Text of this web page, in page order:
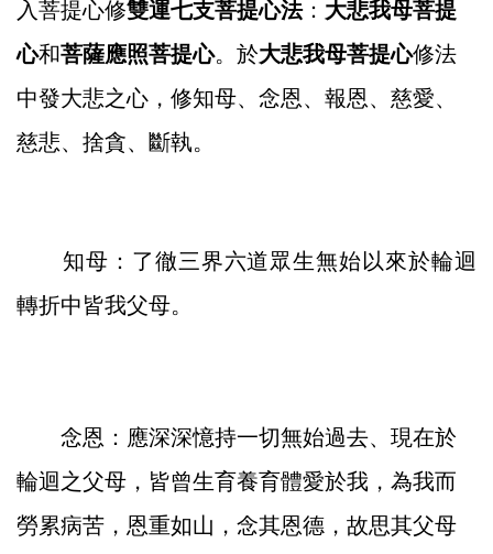
入菩提心修雙運七支菩提心法： 大悲我母菩提
心和菩薩應照菩提心。於大悲我母菩提心修法
中發大悲之心，修知母、念恩、報恩、慈愛、
慈悲、捨貪、斷執。
知母：了徹三界六道眾生無始以來於輪迴
轉折中皆我父母。
念恩：應深深憶持一切無始過去、現在於
輪迴之父母，皆曾生育養育體愛於我，為我而
勞累病苦，恩重如山，念其恩德，故思其父母